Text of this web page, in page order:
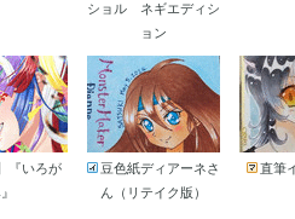
ショル ネギエディシ
ョン
『いろが
豆色紙ディアーネさ
ん（リテイク版）
直筆